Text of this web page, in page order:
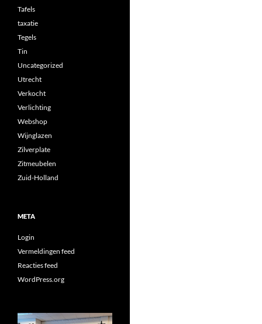
Tafels
taxatie
Tegels
Tin
Uncategorized
Utrecht
Verkocht
Verlichting
Webshop
Wijnglazen
Zilverplate
Zitmeubelen
Zuid-Holland
META
Login
Vermeldingen feed
Reacties feed
WordPress.org